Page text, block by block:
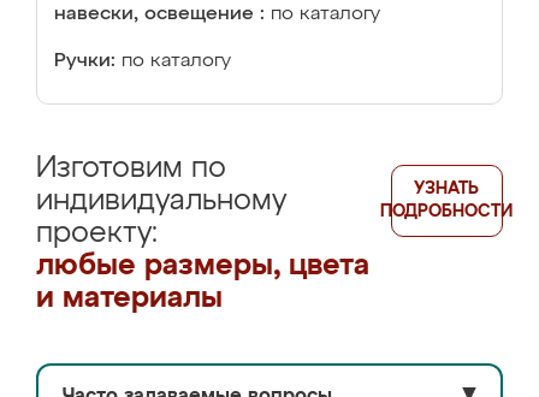
навески, освещение : по каталогу
Ручки: по каталогу
Изготовим по
индивидуальному
проекту:
любые размеры, цвета
и материалы
УЗНАТЬ
ПОДРОБНОСТИ